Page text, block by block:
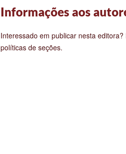
Informações aos
Interessado em publicar nesta
políticas de seções.